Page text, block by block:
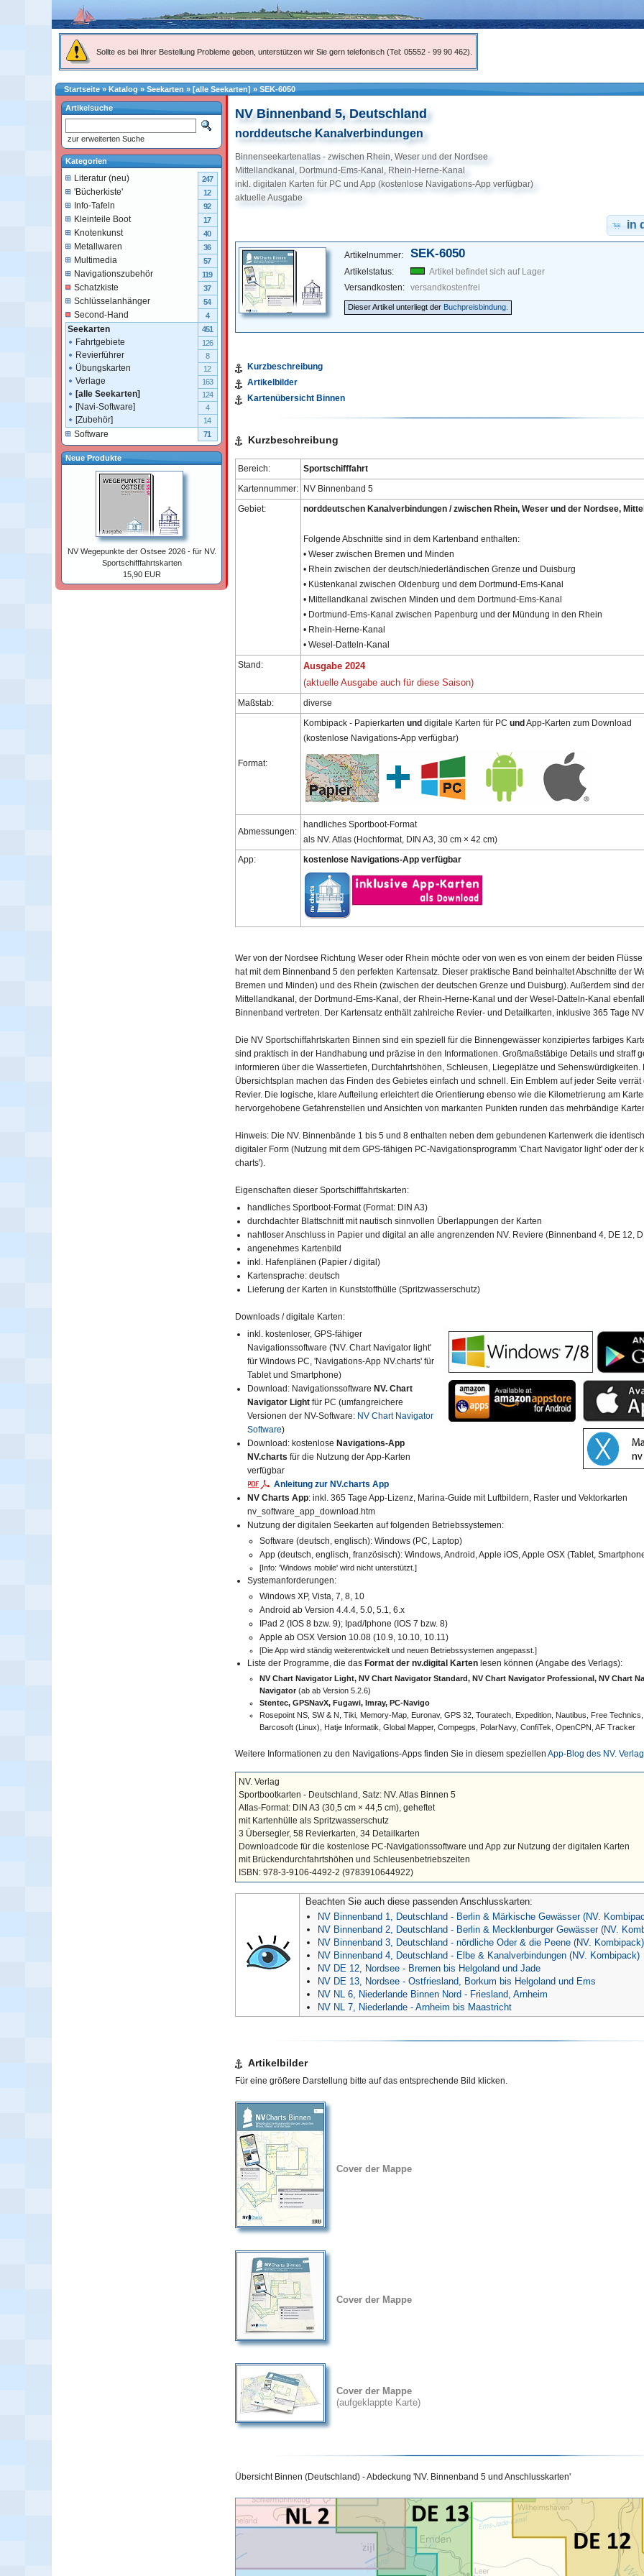
Sollte es bei Ihrer Bestellung Probleme geben, unterstützen wir Sie gern telefonisch (Tel: 05552 - 99 90 462).
Startseite»Katalog » Seekarten » [alle Seekarten] » SEK-6050
NV Binnenband 5, Deutschland
norddeutsche Kanalverbindungen
Binnenseekartenatlas - zwischen Rhein, Weser und der Nordsee
Mittellandkanal, Dortmund-Ems-Kanal, Rhein-Herne-Kanal
inkl. digitalen Karten für PC und App (kostenlose Navigations-App verfügbar)
aktuelle Ausgabe
in
Artikelnummer: SEK-6050
Artikelstatus:
Artikel befindet sich auf Lager
Versandkosten: versandkostenfrei
Dieser Artikel unterliegt der Buchpreisbindung
Kurzbeschreibung
Artikelbilder
Kartenübersicht Binnen
Kurzbeschreibung
Bereich:
Sportschifffahrt
Kartennummer: NV Binnenband 5
Gebiet:
norddeutschen Kanalverbindungen / zwischen Rhein, Weser und der Nordsee,
Folgende Abschnitte sind in dem Kartenband enthalten:
• Weser zwischen Bremen und Minden
• Rhein zwischen der deutsch/niederländischen Grenze und Duisburg
• Küstenkanal zwischen Oldenburg und dem Dortmund-Ems-Kanal
• Mittellandkanal zwischen Minden und dem Dortmund-Ems-Kanal
• Dortmund-Ems-Kanal zwischen Papenburg und der Mündung in den Rhein
• Rhein-Herne-Kanal
• Wesel-Datteln-Kanal
Stand:
Ausgabe 2024
(aktuelle Ausgabe auch für diese Saison)
Maßstab: diverse
Format:
Kombipack - Papierkarten und digitale Karten für PC undApp-Karten zum Download
(kostenlose Navigations-App verfügbar)
Abmessungen:
handliches Sportboot-Format
als NV. Atlas (Hochformat, DIN A3, 30 cm × 42 cm)
App:
kostenlose Navigations-App verfügbar
Wer von der Nordsee Richtung Weser oder Rhein möchte oder von wen es von einem der beiden
hat mit dem Binnenband 5 den perfekten Kartensatz. Dieser praktische Band beinhaltet Abschnitte der
Bremen und Minden) und des Rhein (zwischen der deutschen Grenze und Duisburg). Außerdem sind
Mittellandkanal, der Dortmund-Ems-Kanal, der Rhein-Herne-Kanal und der Wesel-Datteln-Kanal
Binnenband vertreten. Der Kartensatz enthält zahlreiche Revier- und Detailkarten, inklusive 365 Tage
Die NV Sportschiffahrtskarten Binnen sind ein speziell für die Binnengewässer konzipiertes farbiges
sind praktisch in der Handhabung und präzise in den Informationen. Großmaßstäbige Details und straff
informieren über die Wassertiefen, Durchfahrtshöhen, Schleusen, Liegeplätze und Sehenswürdigkeiten.
Übersichtsplan machen das Finden des Gebietes einfach und schnell. Ein Emblem auf jeder Seite verrät
Revier. Die logische, klare Aufteilung erleichtert die Orientierung ebenso wie die Kilometrierung am
hervorgehobene Gefahrenstellen und Ansichten von markanten Punkten runden das mehrbändige
Hinweis: Die NV. Binnenbände 1 bis 5 und 8 enthalten neben dem gebundenen Kartenwerk die
digitaler Form (Nutzung mit dem GPS-fähigen PC-Navigationsprogramm 'Chart Navigator light' oder der
charts').
Eigenschaften dieser Sportschifffahrtskarten:
handliches Sportboot-Format (Format: DIN A3)
durchdachter Blattschnitt mit nautisch sinnvollen Überlappungen der Karten
nahtloser Anschluss in Papier und digital an alle angrenzenden NV. Reviere (Binnenband 4, DE 12,
angenehmes Kartenbild
inkl. Hafenplänen (Papier / digital)
Kartensprache: deutsch
Lieferung der Karten in Kunststoffhülle (Spritzwasserschutz)
Downloads / digitale Karten:
inkl. kostenloser, GPS-fähiger
Navigationssoftware ('NV. Chart Navigator light'
für Windows PC, 'Navigations-App NV.charts' für
Tablet und Smartphone)
Download: Navigationssoftware NV. Chart
Navigator Light für PC (umfangreichere
Versionen der NV-Software: NV Chart Navigator
Software)
Download: kostenlose Navigations-App
NV.charts für die Nutzung der App-Karten
verfügbar
Anleitung zur NV.charts App
NV Charts App: inkl. 365 Tage App-Lizenz, Marina-Guide mit Luftbildern, Raster und Vektorkarten
nv_software_app_download.htm
Nutzung der digitalen Seekarten auf folgenden Betriebssystemen:
Software (deutsch, englisch): Windows (PC, Laptop)
App (deutsch, englisch, französisch): Windows, Android, Apple iOS, Apple OSX (Tablet,
[Info: 'Windows mobile' wird nicht unterstützt.]
Systemanforderungen:
Windows XP, Vista, 7, 8, 10
Android ab Version 4.4.4, 5.0, 5.1, 6.x
IPad 2 (IOS 8 bzw. 9); Ipad/Iphone (IOS 7 bzw. 8)
Apple ab OSX Version 10.08 (10.9, 10.10, 10.11)
[Die App wird ständig weiterentwickelt und neuen Betriebssystemen angepasst.]
Liste der Programme, die das Format der nv.digital Karten lesen können (Angabe des Verlags):
NV Chart Navigator Light, NV Chart Navigator Standard, NV Chart Navigator Professional, NV Chart
Navigator (ab ab Version 5.2.6)
Stentec, GPSNavX, Fugawi, Imray, PC-Navigo
Rosepoint NS, SW & N, Tiki, Memory-Map, Euronav, GPS 32, Touratech, Expedition, Nautibus, Free
Barcosoft (Linux), Hatje Informatik, Global Mapper, Compegps, PolarNavy, ConfiTek, OpenCPN, AF Tracker
Weitere Informationen zu den Navigations-Apps finden Sie in diesem speziellen App-Blog des NV.
NV. Verlag
Sportbootkarten - Deutschland, Satz: NV. Atlas Binnen 5
Atlas-Format: DIN A3 (30,5 cm × 44,5 cm) , geheftet
mit Kartenhülle als Spritzwasserschutz
3 Übersegler, 58 Revierkarten, 34 Detailkarten
Downloadcode für die kostenlose PC-Navigationssoftware und App zur Nutzung der digitalen Karten
mit Brückendurchfahrtshöhen und Schleusenbetriebszeiten
ISBN: 978-3-9106-4492-2 (9783910644922)
Beachten Sie auch diese passenden Anschlusskarten:
NV Binnenband 1, Deutschland - Berlin & Märkische Gewässer (NV.
NV Binnenband 2, Deutschland - Berlin & Mecklenburger Gewässer (NV.
NV Binnenband 3, Deutschland - nördliche Oder & die Peene (NV. Kombipack)
NV Binnenband 4, Deutschland - Elbe & Kanalverbindungen (NV. Kombipack)
NV DE 12, Nordsee - Bremen bis Helgoland und Jade
NV DE 13, Nordsee - Ostfriesland, Borkum bis Helgoland und Ems
NV NL 6, Niederlande Binnen Nord - Friesland, Arnheim
NV NL 7, Niederlande - Arnheim bis Maastricht
Artikelbilder
Für eine größere Darstellung bitte auf das entsprechende Bild klicken.
Cover der Mappe
Cover der Mappe
Cover der Mappe
(aufgeklappte Karte)
Übersicht Binnen (Deutschland) - Abdeckung 'NV. Binnenband 5 und Anschlusskarten'
Artikelsuche
zur erweiterten Suche
Kategorien
Literatur (neu) 247
'Bücherkiste' 12
Info-Tafeln 92
Kleinteile Boot 17
Knotenkunst 40
Metallwaren 36
Multimedia 57
Navigationszubehör 119
Schatzkiste 37
Schlüsselanhänger 54
Second-Hand 4
Seekarten 451
Fahrtgebiete 126
Revierführer 8
Übungskarten 12
Verlage 163
[alle Seekarten] 124
[Navi-Software] 4
[Zubehör] 14
Software 71
Neue Produkte
NV Wegepunkte der Ostsee 2026 - für NV.
Sportschifffahrtskarten
15,90 EUR